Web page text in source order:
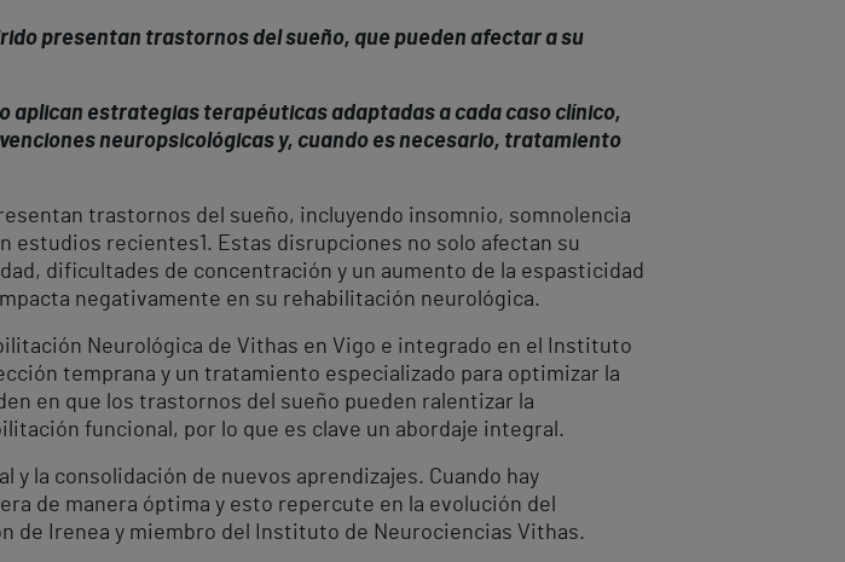
presentan trastornos del sueño, que pueden afectar a su
aplican estrategias terapéuticas adaptadas a cada caso clínico,
neuropsicológicas y, cuando es necesario, tratamiento
trastornos del sueño, incluyendo insomnio, somnolencia
estudios recientes1 . Estas disrupciones no solo afectan su
dificultades de concentración y un aumento de la espasticidad
negativamente en su rehabilitación neurológica.
Neurológica de Vithas en Vigo e integrado en el Instituto
temprana y un tratamiento especializado para optimizar la
en que los trastornos del sueño pueden ralentizar la
funcional, por lo que es clave un abordaje integral.
y la consolidación de nuevos aprendizajes. Cuando hay
de manera óptima y esto repercute en la evolución del
de Irenea y miembro del Instituto de Neurociencias Vithas.